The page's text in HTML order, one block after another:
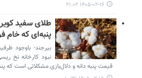
۱۴۰۵-۰۲-۱۶ ۲۱:۰۲
طلای سفید
پنبه‌ای که
بیرجند- باوجود
نبود کارخانه نخ
قیمت پنبه دانه و دلال‌بازی مشکلاتی است که